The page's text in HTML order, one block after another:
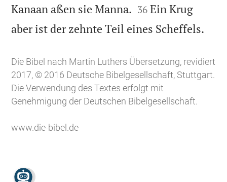
Kanaan aßen sie Manna. 

36 Ein Krug
aber ist der zehnte Teil eines Scheffels.
Die Bibel nach Martin Luthers Übersetzung, revidiert
2017, © 2016 Deutsche Bibelgesellschaft, Stuttgart.
Die Verwendung des Textes erfolgt mit
Genehmigung der Deutschen Bibelgesellschaft.
www.die-bibel.de